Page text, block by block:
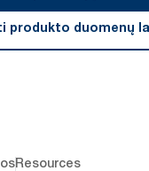
produkto duomenų
Resources